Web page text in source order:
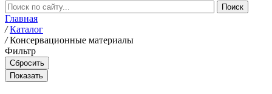
Главная
/ Каталог
/ Консервационные материалы
Фильтр